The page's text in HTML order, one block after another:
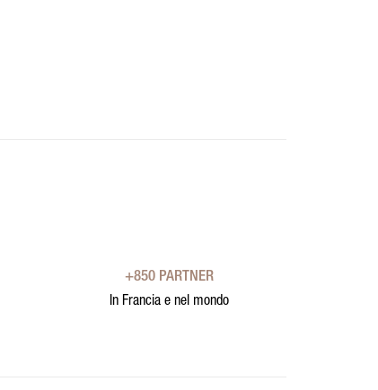
+850 PARTNER
In Francia e nel mondo